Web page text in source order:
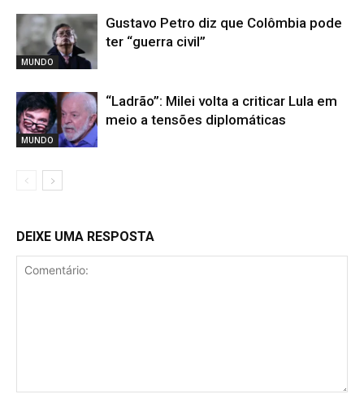
MUNDO
Gustavo Petro diz que Colômbia pode
ter “guerra civil”
MUNDO
“Ladrão”: Milei volta a criticar Lula em
meio a tensões diplomáticas
DEIXE UMA RESPOSTA